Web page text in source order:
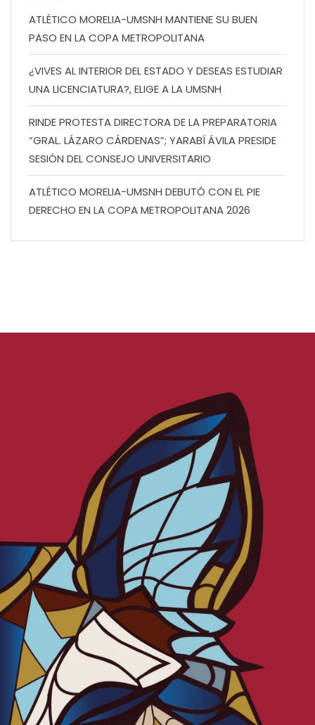
ATLÉTICO MORELIA-UMSNH MANTIENE SU BUEN
PASO EN LA COPA METROPOLITANA
¿VIVES AL INTERIOR DEL ESTADO Y DESEAS ESTUDIAR
UNA LICENCIATURA?, ELIGE A LA UMSNH
RINDE PROTESTA DIRECTORA DE LA PREPARATORIA
“GRAL. LÁZARO CÁRDENAS”; YARABÍ ÁVILA PRESIDE
SESIÓN DEL CONSEJO UNIVERSITARIO
ATLÉTICO MORELIA-UMSNH DEBUTÓ CON EL PIE
DERECHO EN LA COPA METROPOLITANA 2026